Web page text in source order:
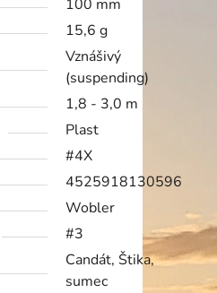
100 mm
15,6 g
Vznášivý
(suspending)
1,8 - 3,0 m
Plast
#4X
4525918130596
Wobler
#3
Candát, Štika,
sumec